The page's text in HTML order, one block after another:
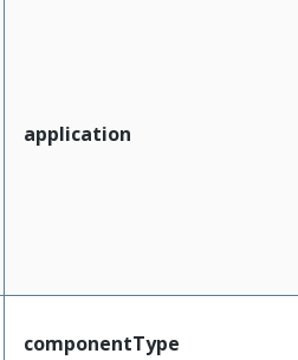
application
componentType